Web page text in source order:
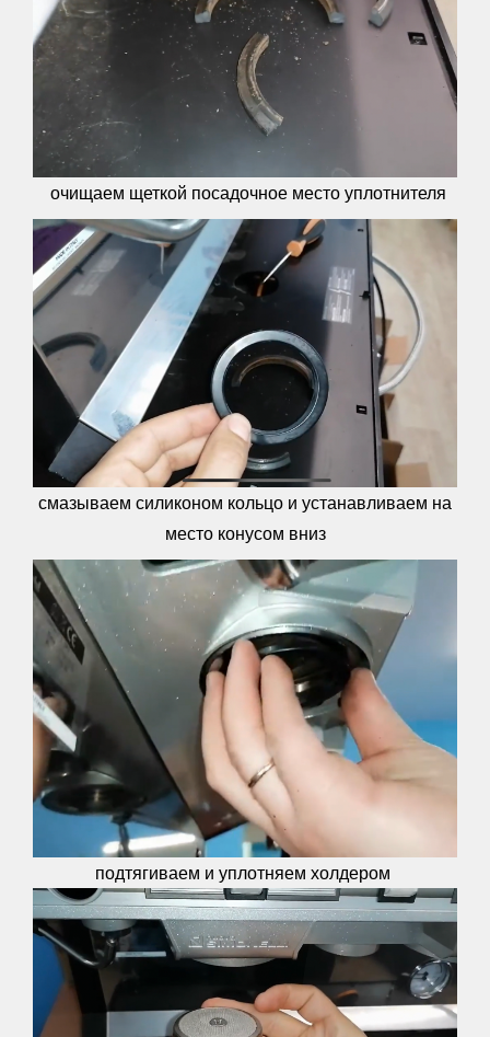
очищаем щеткой посадочное место уплотнителя
смазываем силиконом кольцо и устанавливаем на
место конусом вниз
подтягиваем и уплотняем холдером